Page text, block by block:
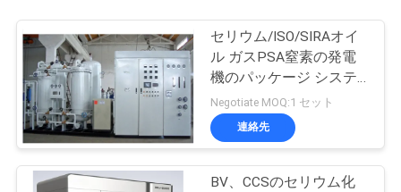
セリウム/ISO/SIRAオイ
ル ガスPSA窒素の発電
機のパッケージ システ
ム
Negotiate MOQ:1 セット
連絡先
BV、CCSのセリウム化